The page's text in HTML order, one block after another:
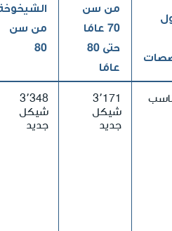
من سن
70 عامًا
حتى 80
عامًا
من سن
80
3٬171
شيكل
جديد
3٬348
شيكل
جديد